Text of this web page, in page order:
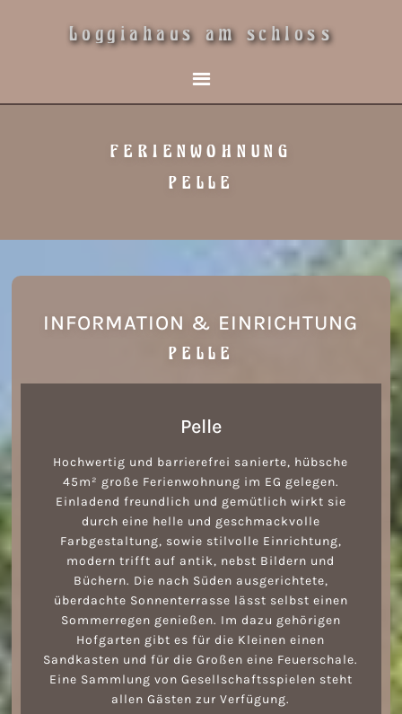
Loggiahaus am schloss
FERIENWOHNUNG
PELLE
INFORMATION & EINRICHTUNG
PELLE
Pelle
Hochwertig und barrierefrei sanierte, hübsche
45m² große Ferienwohnung im EG gelegen.
Einladend freundlich und gemütlich wirkt sie
durch eine helle und geschmackvolle
Farbgestaltung, sowie stilvolle Einrichtung,
modern trifft auf antik, nebst Bildern und
Büchern. Die nach Süden ausgerichtete,
überdachte Sonnenterrasse lässt selbst einen
Sommerregen genießen. Im dazu gehörigen
Hofgarten gibt es für die Kleinen einen
Sandkasten und für die Großen eine Feuerschale.
Eine Sammlung von Gesellschaftsspielen steht
allen Gästen zur Verfügung.